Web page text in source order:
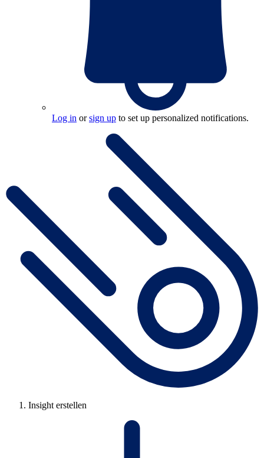
Log in orsign up to set up personalized notifications.
Insight erstellen